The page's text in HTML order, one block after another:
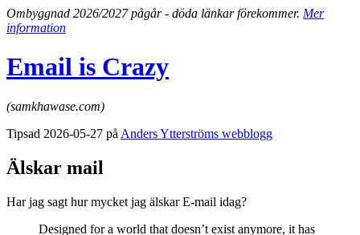
Ombyggnad 2026/2027 pågår - döda länkar förekommer. Mer
information
Email is Crazy
(samkhawase.com)
Tipsad 2026-05-27 på Anders Ytterströms webblogg
Älskar mail
Har jag sagt hur mycket jag älskar E-mail idag?
Designed for a world that doesn’t exist anymore, it has